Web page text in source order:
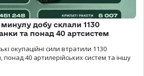
добу склали 1130
та понад 40 артсистем
окупаційні сили втратили 1130
понад 40 артилерійських систем та іншу